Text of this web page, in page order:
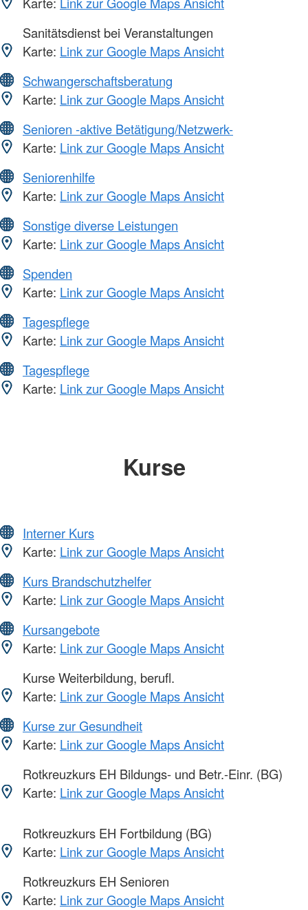
Sanitätsdienst bei Veranstaltungen
Karte: Link zur Google Maps Ansicht
Schwangerschaftsberatung
Karte: Link zur Google Maps Ansicht
Senioren -aktive Betätigung/Netzwerk-
Karte: Link zur Google Maps Ansicht
Seniorenhilfe
Karte: Link zur Google Maps Ansicht
Sonstige diverse Leistungen
Karte: Link zur Google Maps Ansicht
Spenden
Karte: Link zur Google Maps Ansicht
Tagespflege
Karte: Link zur Google Maps Ansicht
Tagespflege
Karte: Link zur Google Maps Ansicht
Kurse
Interner Kurs
Karte: Link zur Google Maps Ansicht
Kurs Brandschutzhelfer
Karte: Link zur Google Maps Ansicht
Kursangebote
Karte: Link zur Google Maps Ansicht
Kurse Weiterbildung, berufl.
Karte: Link zur Google Maps Ansicht
Kurse zur Gesundheit
Karte: Link zur Google Maps Ansicht
Rotkreuzkurs EH Bildungs- und Betr.-Einr. (BG)
Karte: Link zur Google Maps Ansicht
Rotkreuzkurs EH Fortbildung (BG)
Karte: Link zur Google Maps Ansicht
Rotkreuzkurs EH Senioren
Karte: Link zur Google Maps Ansicht